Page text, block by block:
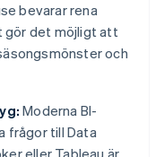
bevarar rena
gör det möjligt att
och
Moderna BI-
frågor till Data